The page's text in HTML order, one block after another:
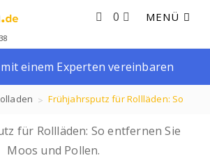
MENÜ
0
einem Experten vereinbaren
Frühjahrsputz für Rollläden: So
Pollen.